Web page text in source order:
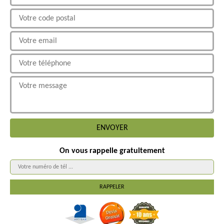
On vous rappelle gratuitement